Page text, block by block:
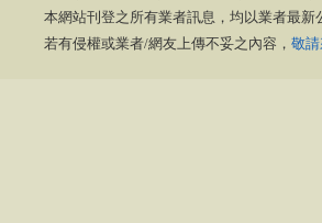
本網站刊登之所有業者訊息，均以業者最
若有侵權或業者/網友上傳不妥之內容， 敬